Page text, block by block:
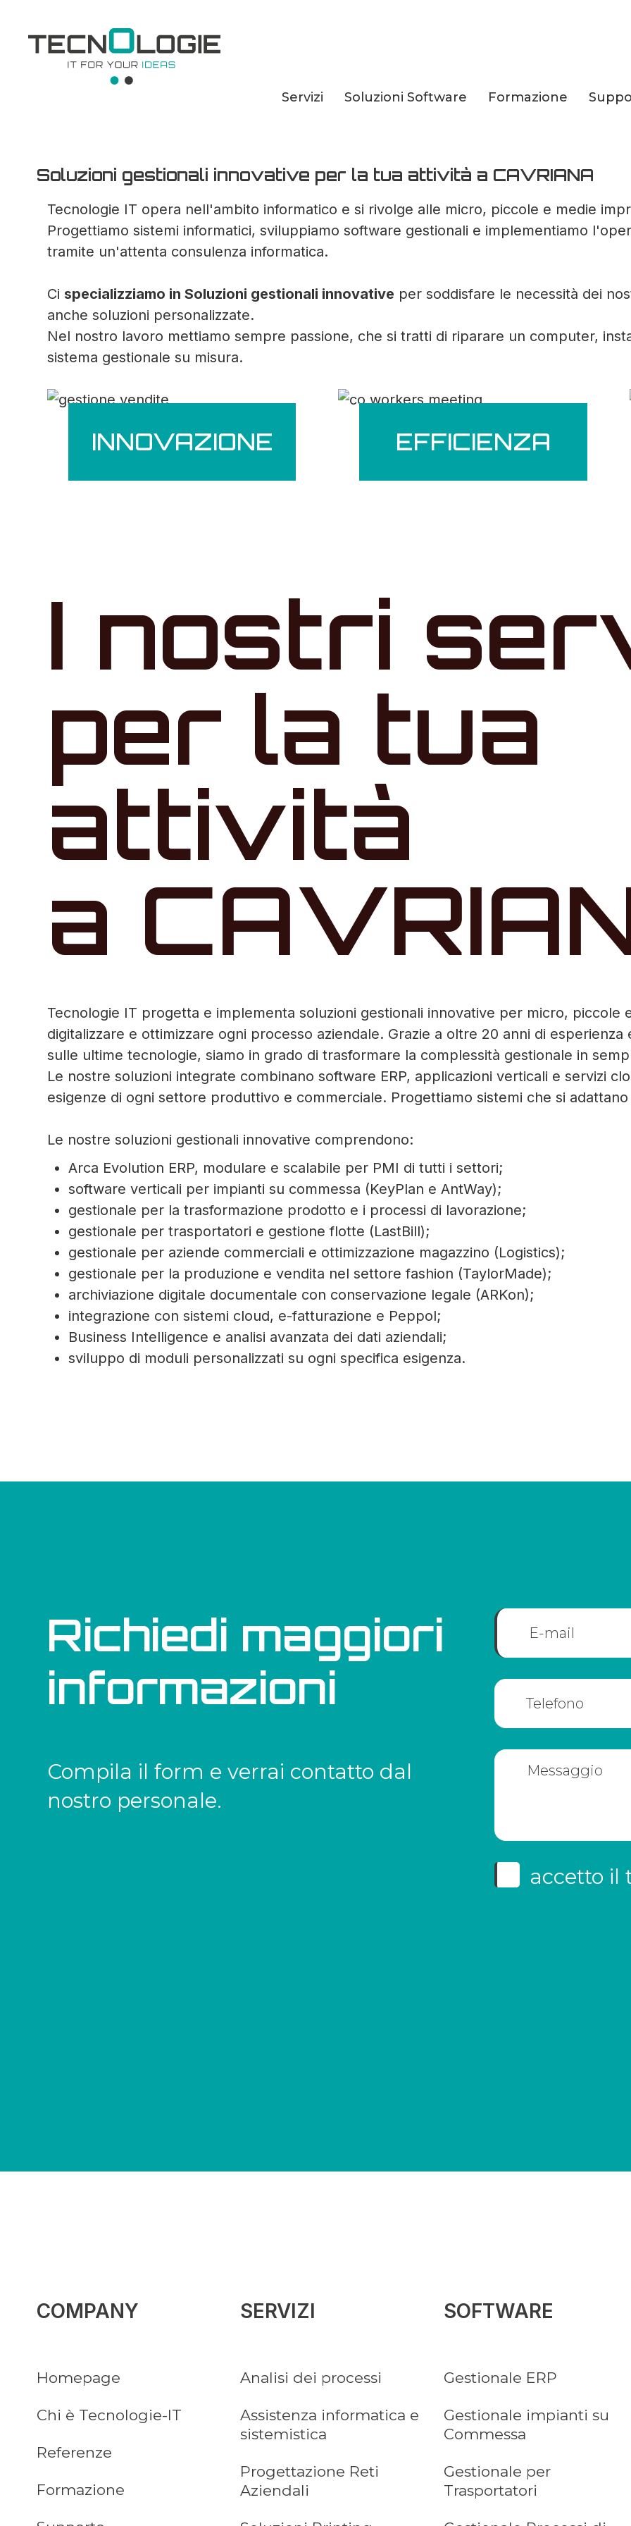
Servizi Soluzioni Software Formazione
Soluzioni gestionali innovative per la tua attività a CAVRIANA
Tecnologie IT opera nell'ambito informatico e si rivolge alle micro, piccole e medie
Progettiamo sistemi informatici, sviluppiamo software gestionali e implementiamo
tramite un'attenta consulenza informatica.
Ci specializziamo in Soluzioni gestionali innovative per soddisfare le necessità dei
anche soluzioni personalizzate.
Nel nostro lavoro mettiamo sempre passione, che si tratti di riparare un computer,
sistema gestionale su misura.
INNOVAZIONE EFFICIENZA
I nostri
per la tua
attività
a
Tecnologie IT progetta e implementa soluzioni gestionali innovative per micro, piccole
digitalizzare e ottimizzare ogni processo aziendale. Grazie a oltre 20 anni di
sulle ultime tecnologie, siamo in grado di trasformare la complessità gestionale in
Le nostre soluzioni integrate combinano software ERP, applicazioni verticali e servizi
esigenze di ogni settore produttivo e commerciale. Progettiamo sistemi che si
Le nostre soluzioni gestionali innovative comprendono:
Arca Evolution ERP, modulare e scalabile per PMI di tutti i settori;
software verticali per impianti su commessa (KeyPlan e AntWay);
gestionale per la trasformazione prodotto e i processi di lavorazione;
gestionale per trasportatori e gestione flotte (LastBill);
gestionale per aziende commerciali e ottimizzazione magazzino (Logistics);
gestionale per la produzione e vendita nel settore fashion (TaylorMade);
archiviazione digitale documentale con conservazione legale (ARKon);
integrazione con sistemi cloud, e-fatturazione e Peppol;
Business Intelligence e analisi avanzata dei dati aziendali;
sviluppo di moduli personalizzati su ogni specifica esigenza.
Richiedi maggiori
informazioni
Compila il form e verrai contatto dal
nostro personale.
accetto il
COMPANY
Homepage
Chi è Tecnologie-IT
Referenze
Formazione
SERVIZI
Analisi dei processi
Assistenza informatica e
sistemistica
Progettazione Reti
Aziendali
SOFTWARE
Gestionale ERP
Gestionale impianti su
Commessa
Gestionale per
Trasportatori